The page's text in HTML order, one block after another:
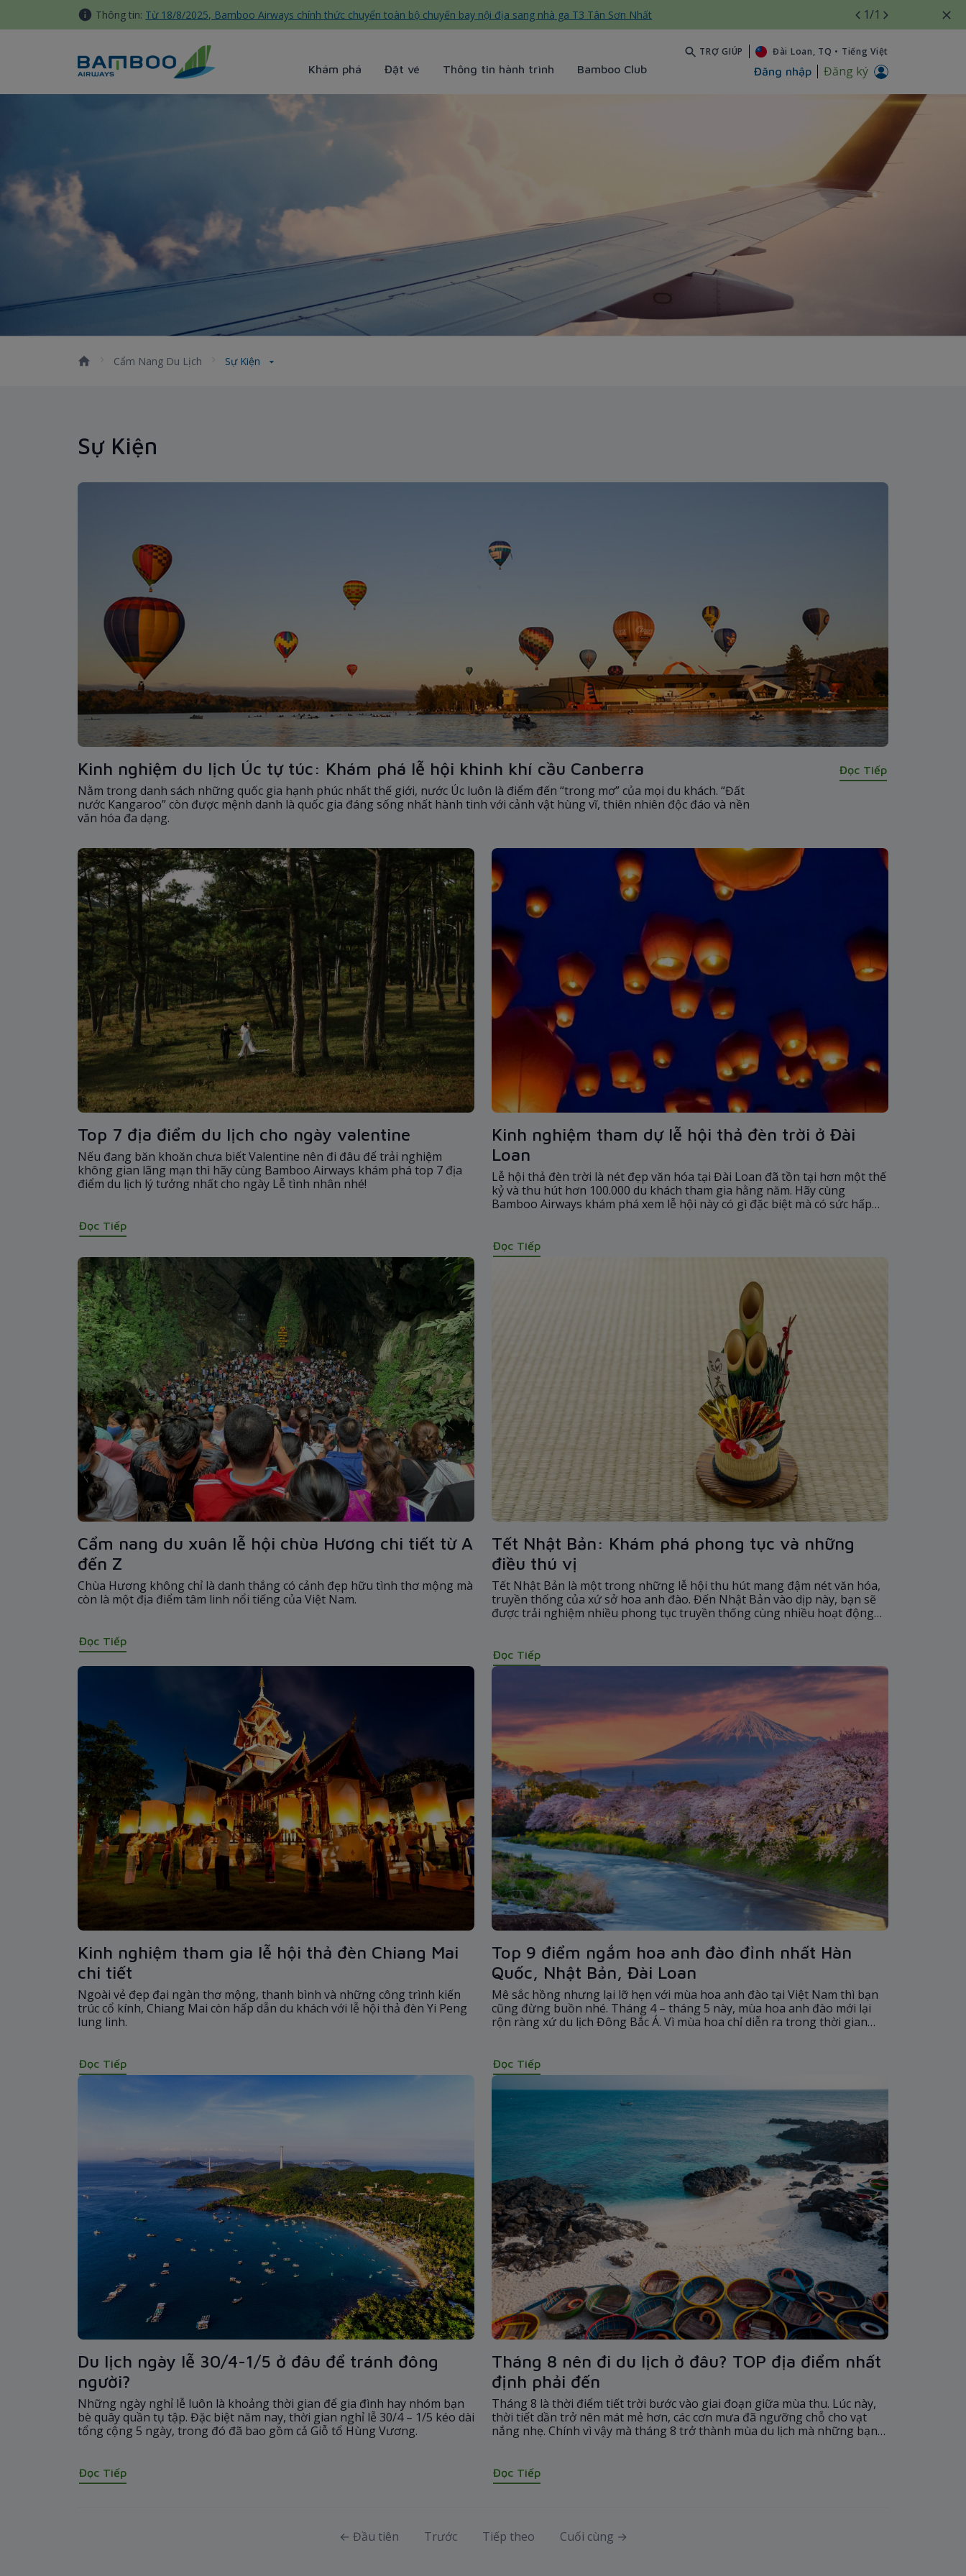
Truy cập nội dung luôn
Thông tin: Từ 18/8/2025, Bamboo Airways chính thức chuyển toàn bộ chuyến bay nội địa sang nhà ga T3 Tân Sơn Nhất 1/1
Khám phá Đặt vé Thông tin hành trình Bamboo Club
TRỢ GIÚP Đài Loan, TQ • Tiếng Việt
Đăng nhập Đăng ký
Sự Kiện - Bamboo Airways
Cẩm Nang Du Lịch Sự Kiện
Sự Kiện
Kinh nghiệm du lịch Úc tự túc: Khám phá lễ hội khinh khí cầu Canberra
Nằm trong danh sách những quốc gia hạnh phúc nhất thế giới, nước Úc luôn là điểm đến “trong mơ” của mọi du khách. “Đất
nước Kangaroo” còn được mệnh danh là quốc gia đáng sống nhất hành tinh với cảnh vật hùng vĩ, thiên nhiên độc đáo và nền
văn hóa đa dạng.
Đọc Tiếp
Top 7 địa điểm du lịch cho ngày valentine
Nếu đang băn khoăn chưa biết Valentine nên đi đâu để trải nghiệm
không gian lãng mạn thì hãy cùng Bamboo Airways khám phá top 7 địa
điểm du lịch lý tưởng nhất cho ngày Lễ tình nhân nhé!
Đọc Tiếp
Kinh nghiệm tham dự lễ hội thả đèn trời ở Đài
Loan
Lễ hội thả đèn trời là nét đẹp văn hóa tại Đài Loan đã tồn tại hơn một thế
kỷ và thu hút hơn 100.000 du khách tham gia hằng năm. Hãy cùng
Bamboo Airways khám phá xem lễ hội này có gì đặc biệt mà có sức hấp
Đọc Tiếp
Cẩm nang du xuân lễ hội chùa Hương chi tiết từ A
đến Z
Chùa Hương không chỉ là danh thắng có cảnh đẹp hữu tình thơ mộng mà
còn là một địa điểm tâm linh nổi tiếng của Việt Nam.
Đọc Tiếp
Tết Nhật Bản: Khám phá phong tục và những
điều thú vị
Tết Nhật Bản là một trong những lễ hội thu hút mang đậm nét văn hóa,
truyền thống của xứ sở hoa anh đào. Đến Nhật Bản vào dịp này, bạn sẽ
được trải nghiệm nhiều phong tục truyền thống cùng nhiều hoạt động
Đọc Tiếp
Kinh nghiệm tham gia lễ hội thả đèn Chiang Mai
chi tiết
Ngoài vẻ đẹp đại ngàn thơ mộng, thanh bình và những công trình kiến
trúc cổ kính, Chiang Mai còn hấp dẫn du khách với lễ hội thả đèn Yi Peng
lung linh.
Đọc Tiếp
Top 9 điểm ngắm hoa anh đào đỉnh nhất Hàn
Quốc, Nhật Bản, Đài Loan
Mê sắc hồng nhưng lại lỡ hẹn với mùa hoa anh đào tại Việt Nam thì bạn
cũng đừng buồn nhé. Tháng 4 – tháng 5 này, mùa hoa anh đào mới lại
rộn ràng xứ du lịch Đông Bắc Á. Vì mùa hoa chỉ diễn ra trong thời gian
Đọc Tiếp
Du lịch ngày lễ 30/4-1/5 ở đâu để tránh đông
người?
Những ngày nghỉ lễ luôn là khoảng thời gian để gia đình hay nhóm bạn
bè quây quần tụ tập. Đặc biệt năm nay, thời gian nghỉ lễ 30/4 – 1/5 kéo dài
tổng cộng 5 ngày, trong đó đã bao gồm cả Giỗ tổ Hùng Vương.
Đọc Tiếp
Tháng 8 nên đi du lịch ở đâu? TOP địa điểm nhất
định phải đến
Tháng 8 là thời điểm tiết trời bước vào giai đoạn giữa mùa thu. Lúc này,
thời tiết dần trở nên mát mẻ hơn, các cơn mưa đã ngưỡng chỗ cho vạt
nắng nhẹ. Chính vì vậy mà tháng 8 trở thành mùa du lịch mà những bạn
Đọc Tiếp
← Đầu tiên Trước Tiếp theo Cuối cùng →